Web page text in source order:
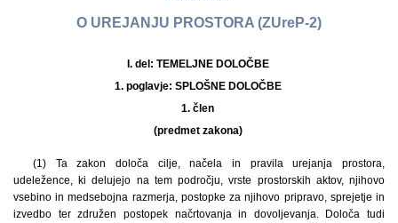
O UREJANJU PROSTORA (ZUreP-2)
I. del: TEMELJNE DOLOČBE
1. poglavje: SPLOŠNE DOLOČBE
1. člen
(predmet zakona)
(1) Ta zakon določa cilje, načela in pravila urejanja prostora,
udeležence, ki delujejo na tem področju, vrste prostorskih aktov, njihovo
vsebino in medsebojna razmerja, postopke za njihovo pripravo, sprejetje in
izvedbo ter združen postopek načrtovanja in dovoljevanja. Določa tudi